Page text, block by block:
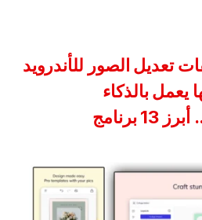
تعديل الصور للأندرويد
يعمل بالذكاء
برنامج